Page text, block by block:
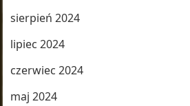
sierpień 2024
lipiec 2024
czerwiec 2024
maj 2024